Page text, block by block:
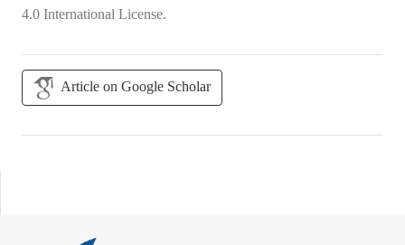
4.0 International License.
Article on Google Scholar